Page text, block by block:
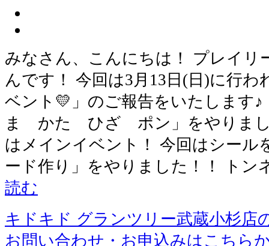
みなさん、こんにちは！ プレイリ
んです！ 今回は3月13日(日)に行
ベント💛」のご報告をいたします
ま かた ひざ ポン」をやりまし
はメインイベント！ 今回はシール
ード作り」をやりました！！ ト
読む
キドキド グランツリー武蔵小杉店
お問い合わせ・お申込みはこちら